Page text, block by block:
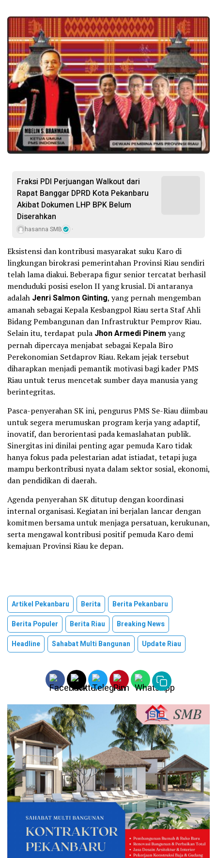
Fraksi PDI Perjuangan Walkout dari
Rapat Banggar DPRD Kota Pekanbaru
Akibat Dokumen LHP BPK Belum
Diserahkan
hasanna SMB
Eksistensi dan kontribusi masyarakat suku Karo di
lingkungan birokrasi pemerintahan Provinsi Riau sendiri
telah lama diakui. Beberapa figur senior tercatat berhasil
menduduki posisi eselon II yang krusial. Di antaranya
adalah Jenri Salmon Ginting, yang pernah mengemban
amanah sebagai Kepala Kesbangpol Riau serta Staf Ahli
Bidang Pembangunan dan Infrastruktur Pemprov Riau.
Selain itu, terdapat pula Jhon Armedi Pinem yang
pernah dipercaya menjabat sebagai Kepala Biro
Perekonomian Setdaprov Riau. Rekam jejak tersebut
diharapkan menjadi pemantik motivasi bagi kader PMS
Riau untuk terus mencetak sumber daya manusia yang
berintegritas.
Pasca-penyerahan SK ini, pengurus PMS Se-Riau diimbau
untuk segera merumuskan program kerja yang adaptif,
inovatif, dan berorientasi pada kemaslahatan publik.
Sinergitas ini dinilai penting agar pemuda Karo tidak
hanya fokus pada pelestarian adat istiadat, tetapi juga
mampu berkontribusi nyata dalam sektor sosial, ekonomi,
dan pendidikan di daerah.
Agenda penyerahan SK ditutup dengan koordinasi
internal organisasi. Kegiatan ini berjalan lancar dengan
komitmen bersama untuk menjaga persatuan, kerukunan,
serta mengawal kontribusi positif pemuda Karo demi
kemajuan Provinsi Riau ke depan.
Artikel Pekanbaru Berita
Berita Pekanbaru
Berita Populer
Berita Riau
Breaking News
Headline
Sahabat Multi Bangunan Update Riau